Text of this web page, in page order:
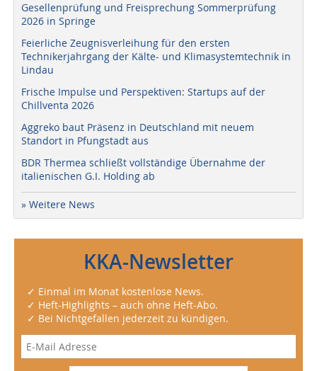
Gesellenprüfung und Freisprechung Sommerprüfung
2026 in Springe
Feierliche Zeugnisverleihung für den ersten
Technikerjahrgang der Kälte- und Klimasystemtechnik in
Lindau
Frische Impulse und Perspektiven: Startups auf der
Chillventa 2026
Aggreko baut Präsenz in Deutschland mit neuem
Standort in Pfungstadt aus
BDR Thermea schließt vollständige Übernahme der
italienischen G.I. Holding ab
» Weitere News
KKA-Newsletter
✓ Einmal im Monat kostenlose News.
✓ Heft-Highlights – auch ohne Heft-Abo.
✓ Bei Nichtgefallen jederzeit zu kündigen.